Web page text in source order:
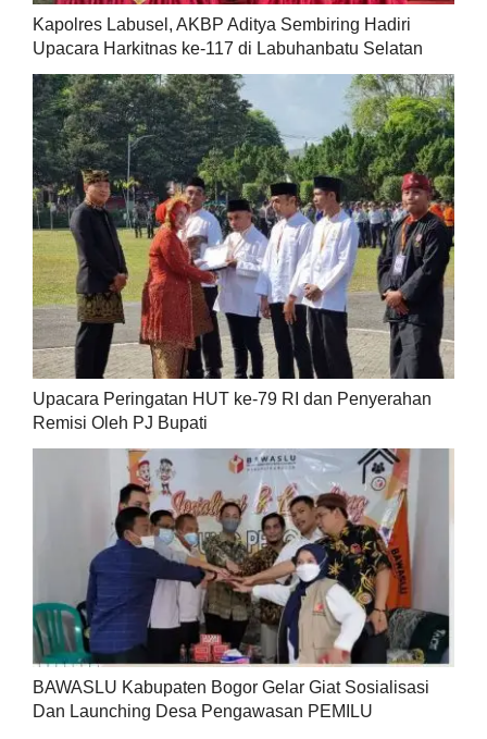
Kapolres Labusel, AKBP Aditya Sembiring Hadiri
Upacara Harkitnas ke-117 di Labuhanbatu Selatan
Upacara Peringatan HUT ke-79 RI dan Penyerahan
Remisi Oleh PJ Bupati
BAWASLU Kabupaten Bogor Gelar Giat Sosialisasi
Dan Launching Desa Pengawasan PEMILU